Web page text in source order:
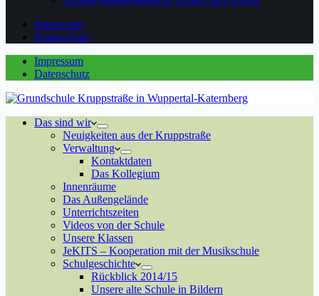
Impressum
Datenschutz
Impressum
Datenschutz
Das sind wir
Neuigkeiten aus der Kruppstraße
Verwaltung
Kontaktdaten
Das Kollegium
Innenräume
Das Außengelände
Unterrichtszeiten
Videos von der Schule
Unsere Klassen
JeKITS – Kooperation mit der Musikschule
Schulgeschichte
Rückblick 2014/15
Unsere alte Schule in Bildern